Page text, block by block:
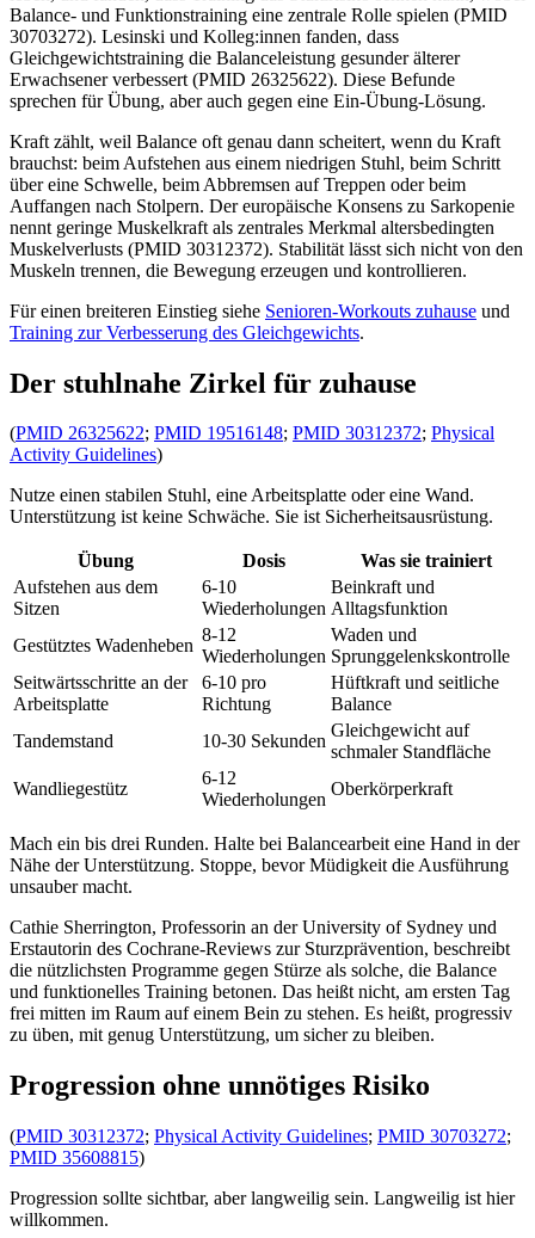
Balance- und Funktionstraining eine zentrale Rolle spielen (PMID
30703272). Lesinski und Kolleg:innen fanden, dass
Gleichgewichtstraining die Balanceleistung gesunder älterer
Erwachsener verbessert (PMID 26325622). Diese Befunde
sprechen für Übung, aber auch gegen eine Ein-Übung-Lösung.
Kraft zählt, weil Balance oft genau dann scheitert, wenn du Kraft
brauchst: beim Aufstehen aus einem niedrigen Stuhl, beim Schritt
über eine Schwelle, beim Abbremsen auf Treppen oder beim
Auffangen nach Stolpern. Der europäische Konsens zu Sarkopenie
nennt geringe Muskelkraft als zentrales Merkmal altersbedingten
Muskelverlusts (PMID 30312372). Stabilität lässt sich nicht von den
Muskeln trennen, die Bewegung erzeugen und kontrollieren.
Für einen breiteren Einstieg siehe Senioren-Workouts zuhause und
Training zur Verbesserung des Gleichgewichts.
Der stuhlnahe Zirkel für zuhause
(PMID 26325622; PMID 19516148; PMID 30312372; Physical
Activity Guidelines)
Nutze einen stabilen Stuhl, eine Arbeitsplatte oder eine Wand.
Unterstützung ist keine Schwäche. Sie ist Sicherheitsausrüstung.
Übung Dosis
Was sie trainiert
Aufstehen aus dem
Sitzen
6-10
Wiederholungen
Beinkraft und
Alltagsfunktion
Gestütztes Wadenheben
8-12
Wiederholungen
Waden und
Sprunggelenkskontrolle
Seitwärtsschritte an der
Arbeitsplatte
6-10 pro
Richtung
Hüftkraft und seitliche
Balance
Tandemstand
10-30 Sekunden
Gleichgewicht auf
schmaler Standfläche
Wandliegestütz
6-12
Wiederholungen
Oberkörperkraft
Mach ein bis drei Runden. Halte bei Balancearbeit eine Hand in der
Nähe der Unterstützung. Stoppe, bevor Müdigkeit die Ausführung
unsauber macht.
Cathie Sherrington, Professorin an der University of Sydney und
Erstautorin des Cochrane-Reviews zur Sturzprävention, beschreibt
die nützlichsten Programme gegen Stürze als solche, die Balance
und funktionelles Training betonen. Das heißt nicht, am ersten Tag
frei mitten im Raum auf einem Bein zu stehen. Es heißt, progressiv
zu üben, mit genug Unterstützung, um sicher zu bleiben.
Progression ohne unnötiges Risiko
(PMID 30312372; Physical Activity Guidelines; PMID 30703272;
PMID 35608815)
Progression sollte sichtbar, aber langweilig sein. Langweilig ist hier
willkommen.